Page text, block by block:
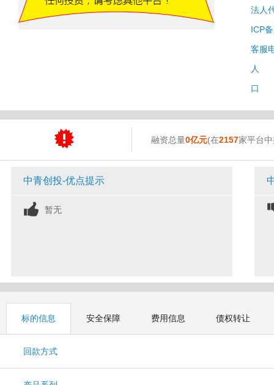
法人
ICP
客服
人
口
融资总量0亿元(在2157家平台
中青创投-优点提示
暂无
标的信息 安全保障 费用信息 债权转让
回款方式